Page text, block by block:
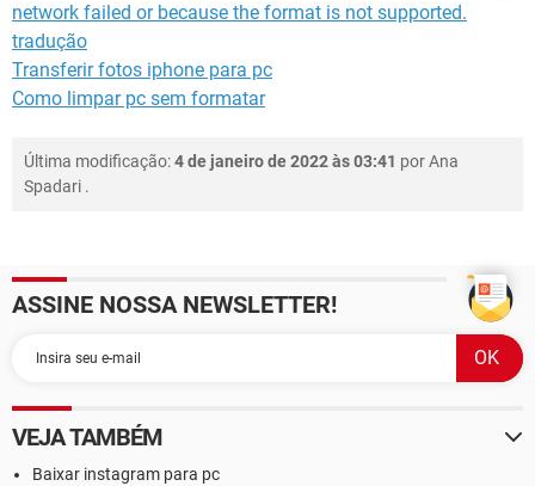
network failed or because the format is not supported.
tradução
Transferir fotos iphone para pc
Como limpar pc sem formatar
Última modificação:4 de janeiro de 2022 às 03:41 porAna
Spadari .
ASSINE NOSSA NEWSLETTER!
VEJA TAMBÉM
Baixar instagram para pc